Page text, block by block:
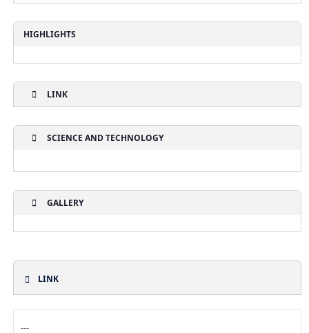
HIGHLIGHTS
LINK
SCIENCE AND TECHNOLOGY
GALLERY
LINK